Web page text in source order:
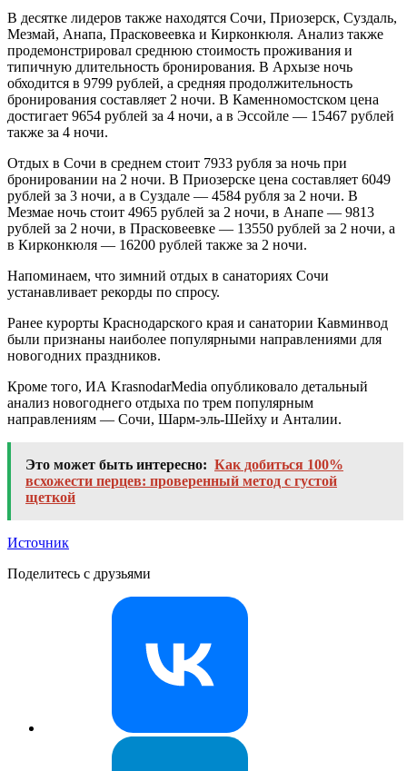
В десятке лидеров также находятся Сочи, Приозерск, Суздаль,
Мезмай, Анапа, Прасковеевка и Кирконкюля. Анализ также
продемонстрировал среднюю стоимость проживания и
типичную длительность бронирования. В Архызе ночь
обходится в 9799 рублей, а средняя продолжительность
бронирования составляет 2 ночи. В Каменномостском цена
достигает 9654 рублей за 4 ночи, а в Эссойле — 15467 рублей
также за 4 ночи.
Отдых в Сочи в среднем стоит 7933 рубля за ночь при
бронировании на 2 ночи. В Приозерске цена составляет 6049
рублей за 3 ночи, а в Суздале — 4584 рубля за 2 ночи. В
Мезмае ночь стоит 4965 рублей за 2 ночи, в Анапе — 9813
рублей за 2 ночи, в Прасковеевке — 13550 рублей за 2 ночи, а
в Кирконкюля — 16200 рублей также за 2 ночи.
Напоминаем, что зимний отдых в санаториях Сочи
устанавливает рекорды по спросу.
Ранее курорты Краснодарского края и санатории Кавминвод
были признаны наиболее популярными направлениями для
новогодних праздников.
Кроме того, ИА KrasnodarMedia опубликовало детальный
анализ новогоднего отдыха по трем популярным
направлениям — Сочи, Шарм-эль-Шейху и Анталии.
Это может быть интересно: Как добиться 100%
всхожести перцев: проверенный метод с густой
щеткой
Источник
Поделитесь с друзьями